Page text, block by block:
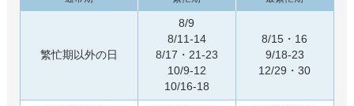
繁忙期以外の日
8/9
8/11-14
8/17・21-23
10/9-12
10/16-18
8/15・16
9/18-23
12/29・30